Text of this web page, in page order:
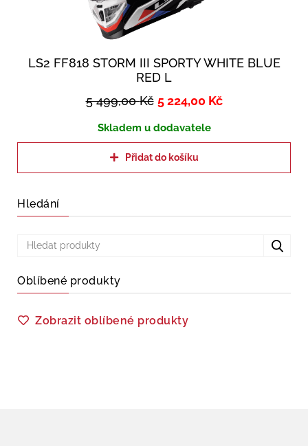
LS2 FF818 STORM III SPORTY WHITE BLUE
RED L
5 499,00Kč 5 224,00 Kč
Skladem u dodavatele
Přidat do košíku
Hledání
Oblíbené produkty
Zobrazit oblíbené produkty